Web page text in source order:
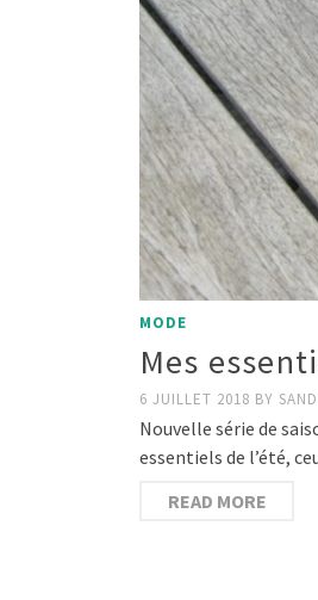
MODE
Mes
6 JUILLET 2018 BY
Nouvelle série de
essentiels de l’été,
READ MORE